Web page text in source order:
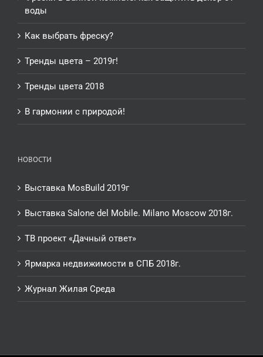
воды
Как выбрать фреску?
Тренды цвета – 2019г!
Тренды цвета 2018
В гармонии с природой!
НОВОСТИ
Выставка MosBuild 2019г
Выставка Salone del Mobile. Milano Moscow 2018г.
ТВ проект «Дачный ответ»
Ярмарка недвижимости в СПБ 2018г.
Журнал Жилая Среда